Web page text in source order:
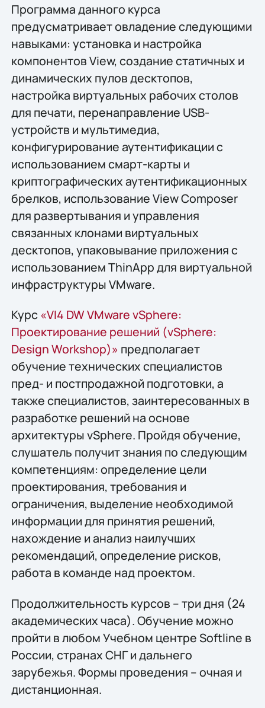
Программа данного курса
предусматривает овладение следующими
навыками: установка и настройка
компонентов View, создание статичных и
динамических пулов десктопов,
настройка виртуальных рабочих столов
для печати, перенаправление USB-
устройств и мультимедиа,
конфигурирование аутентификации с
использованием смарт-карты и
криптографических аутентификационных
брелков, использование View Composer
для развертывания и управления
связанных клонами виртуальных
десктопов, упаковывание приложения с
использованием ThinApp для виртуальной
инфраструктуры VMware.
Курс«VI4 DW VMware vSphere:
Проектирование решений (vSphere:
Design Workshop)» предполагает
обучение технических специалистов
пред- и постпродажной подготовки, а
также специалистов, заинтересованных в
разработке решений на основе
архитектуры vSphere. Пройдя обучение,
слушатель получит знания по следующим
компетенциям: определение цели
проектирования, требования и
ограничения, выделение необходимой
информации для принятия решений,
нахождение и анализ наилучших
рекомендаций, определение рисков,
работа в команде над проектом.
Продолжительность курсов – три дня (24
академических часа). Обучение можно
пройти в любом Учебном центре Softline в
России, странах СНГ и дальнего
зарубежья. Формы проведения – очная и
дистанционная.